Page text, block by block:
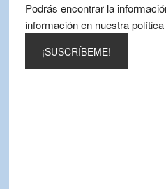
Podrás encontrar la
información en nuestra